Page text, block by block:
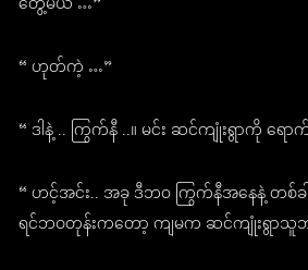
“ ဟုတ်ကဲ့ …”
“ ဒါနဲ့ .. ကြွက်နီ ..။ မင်း ဆင်ကျုံးရွာကို ရေ
“ ဟင့်အင်း.. အခု ဒီဘ၀ ကြွက်နီအနေနဲ့ တစ်ခ
ရင်ဘဝတုန်းကတော့ ကျမက ဆင်ကျုံးရွာ